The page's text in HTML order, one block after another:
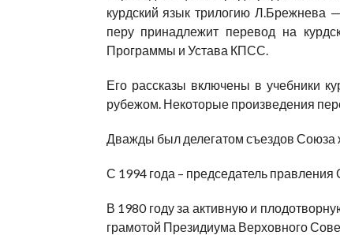
курдский язык трилогию Л.Брежнева
перу принадлежит перевод на
Программы и Устава КПСС.
Его рассказы включены в учебники
рубежом. Некоторые произведения
Дважды был делегатом съездов
С 1994 года – председатель правления
В 1980 году за активную и
грамотой Президиума Верховного